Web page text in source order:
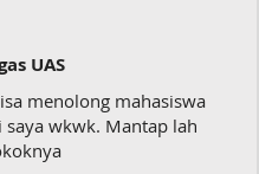
UAS
menolong mahasiswa
wkwk. Mantap lah